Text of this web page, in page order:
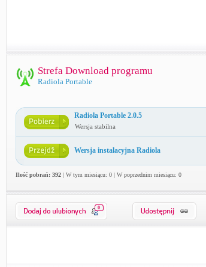
Strefa Download programu
Radiola Portable
Radiola Portable 2.0.5
Wersja stabilna
Wersja instalacyjna Radiola
Ilość pobrań: 392| W tym miesiącu: 0 | W poprzednim miesiącu: 0
0